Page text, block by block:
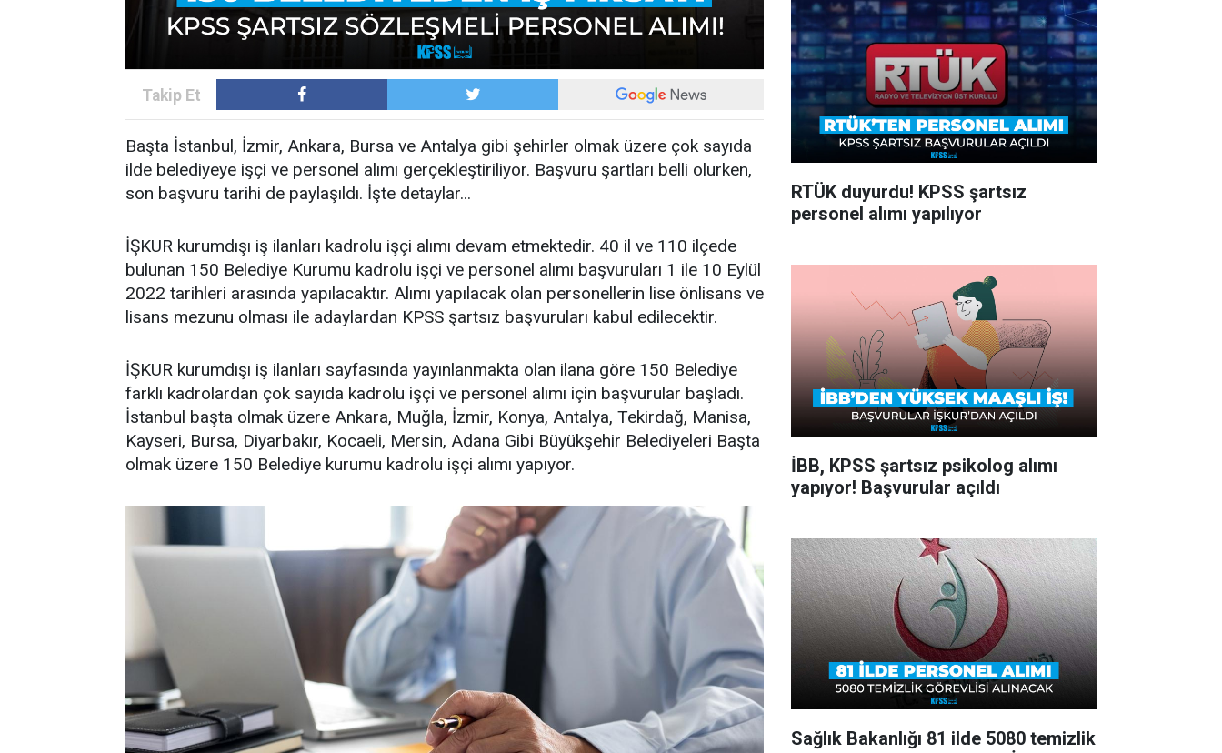
Başta İstanbul, İzmir, Ankara, Bursa ve Antalya gibi şehirler olmak üzere çok sayıda
ilde belediyeye işçi ve personel alımı gerçekleştiriliyor. Başvuru şartları belli olurken,
son başvuru tarihi de paylaşıldı. İşte detaylar...
İŞKUR kurumdışı iş ilanları kadrolu işçi alımı devam etmektedir. 40 il ve 110 ilçede
bulunan 150 Belediye Kurumu kadrolu işçi ve personel alımı başvuruları 1 ile 10 Eylül
2022 tarihleri arasında yapılacaktır. Alımı yapılacak olan personellerin lise önlisans ve
lisans mezunu olması ile adaylardan KPSS şartsız başvuruları kabul edilecektir.
İŞKUR kurumdışı iş ilanları sayfasında yayınlanmakta olan ilana göre 150 Belediye
farklı kadrolardan çok sayıda kadrolu işçi ve personel alımı için başvurular başladı.
İstanbul başta olmak üzere Ankara, Muğla, İzmir, Konya, Antalya, Tekirdağ, Manisa,
Kayseri, Bursa, Diyarbakır, Kocaeli, Mersin, Adana Gibi Büyükşehir Belediyeleri Başta
olmak üzere 150 Belediye kurumu kadrolu işçi alımı yapıyor.
RTÜK duyurdu! KPSS şartsız
personel alımı yapılıyor
İBB, KPSS şartsız psikolog alımı
yapıyor! Başvurular açıldı
Sağlık Bakanlığı 81 ilde 5080 temizlik